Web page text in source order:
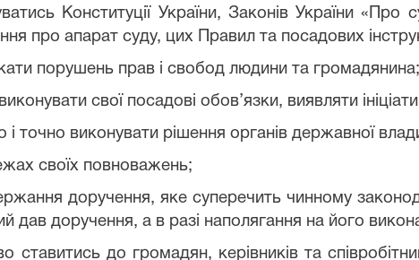
Конституції України, Законів України «Про
про апарат суду, цих Правил та посадових
порушень прав і свобод людини та громадянина;
свої посадові обов’язки, виявляти
і точно виконувати рішення органів державної
своїх повноважень;
доручення, яке суперечить чинному
дав доручення, а в разі наполягання на його
ставитись до громадян, керівників та